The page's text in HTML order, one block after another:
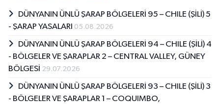
DÜNYANIN ÜNLÜ ŞARAP BÖLGELERİ 95 – CHILE (ŞİLİ) 5
- ŞARAP YASALARI 05.08.2026
DÜNYANIN ÜNLÜ ŞARAP BÖLGELERİ 94 – CHILE (ŞİLİ) 4
- BÖLGELER VE ŞARAPLAR 2 – CENTRAL VALLEY, GÜNEY
BÖLGESİ 29.07.2026
DÜNYANIN ÜNLÜ ŞARAP BÖLGELERİ 93 – CHILE (ŞİLİ) 3
- BÖLGELER VE ŞARAPLAR 1 – COQUIMBO,